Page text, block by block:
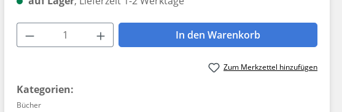
Produkt Anzahl: Gib den gewünschten Wert
In den Warenkorb
Zum Merkzettel hinzufügen
Kategorien:
Bücher